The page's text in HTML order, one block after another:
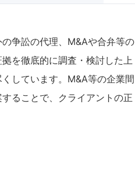
争訟の代理、M&Aや合弁等の
を徹底的に調査・検討した上
しています。M&A等の企業間
ることで、クライアントの正